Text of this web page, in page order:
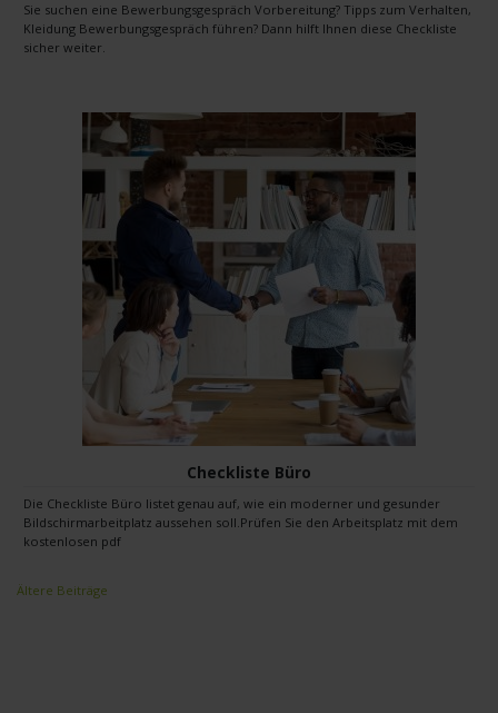
Sie suchen eine Bewerbungsgespräch Vorbereitung? Tipps zum Verhalten,
Kleidung Bewerbungsgespräch führen? Dann hilft Ihnen diese Checkliste
sicher weiter.
Checkliste Büro
Die Checkliste Büro listet genau auf, wie ein moderner und gesunder
Bildschirmarbeitplatz aussehen soll.Prüfen Sie den Arbeitsplatz mit dem
kostenlosen pdf
Beitragsnavigation
Ältere Beiträge